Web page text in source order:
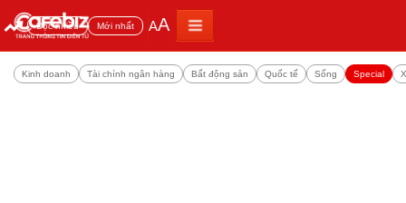
Đọc nhiều Mới nhất AA
Kinh doanh Tài chính ngân hàng Bất động sản Quốc tế Sống Special